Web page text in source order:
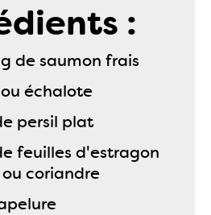
:
de saumon frais
échalote
persil plat
feuilles d'estragon
coriandre